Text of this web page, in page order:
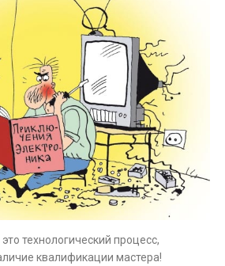
технологический процесс,
квалификации мастера!